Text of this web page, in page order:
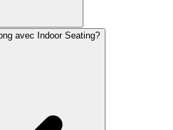
avec Indoor Seating?